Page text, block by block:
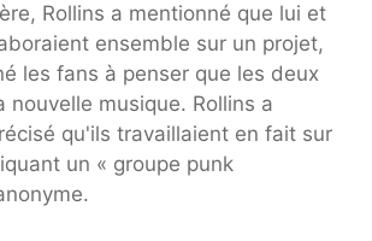
Rollins a mentionné que lui et
ensemble sur un projet,
les fans à penser que les deux
nouvelle musique. Rollins a
qu'ils travaillaient en fait sur
un « groupe punk